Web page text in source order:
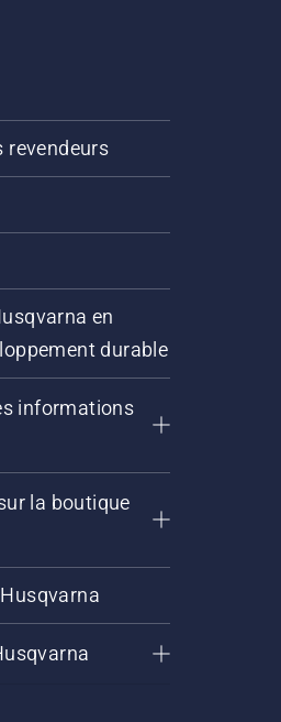
revendeurs
en
durable
informations
la boutique